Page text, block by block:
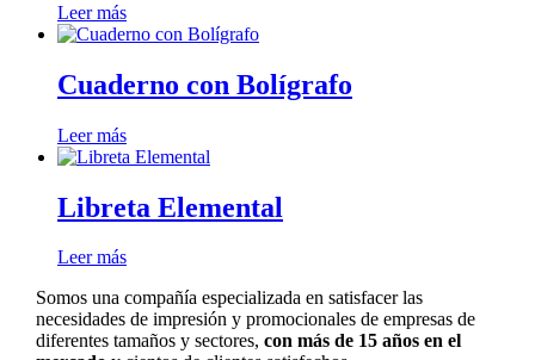
Leer más
Cuaderno con Bolígrafo
Leer más
Libreta Elemental
Leer más
Somos una compañía especializada en satisfacer las
necesidades de impresión y promocionales de empresas de
diferentes tamaños y sectores, con más de 15 años en el